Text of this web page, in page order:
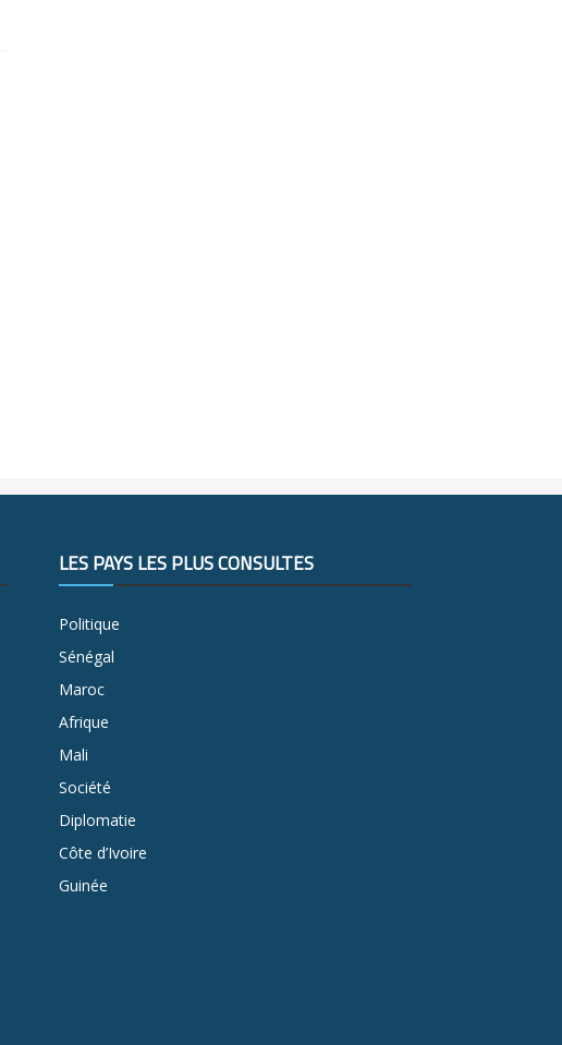
LES PAYS LES PLUS CONSULTÉS
Politique
Sénégal
Maroc
Afrique
Mali
Société
Diplomatie
Côte d’Ivoire
Guinée